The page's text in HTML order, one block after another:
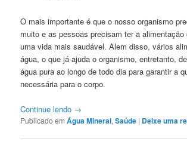
O mais importante é que o nosso organismo
muito e as pessoas precisam ter a alimentação
uma vida mais saudável. Alem disso, vários
água, o que já ajuda o organismo, entretanto,
água pura ao longo de todo dia para garantir a
necessária para o corpo.
Continue lendo →
Publicado em Água Mineral,Saúde | Deixe uma